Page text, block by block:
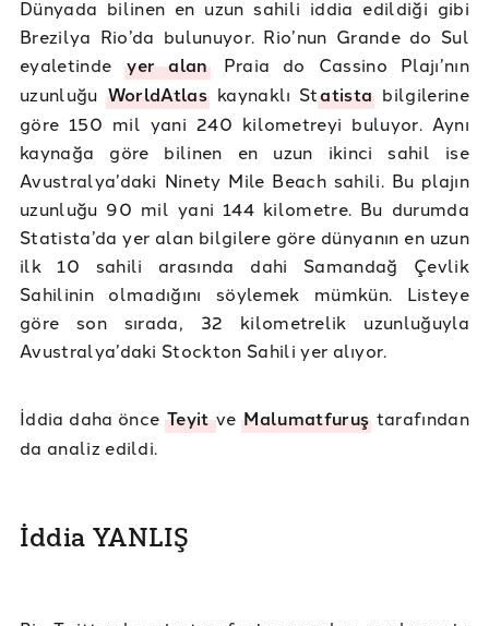
Dünyada bilinen en uzun sahili iddia edildiği gibi
Brezilya Rio’da bulunuyor. Rio’nun Grande do Sul
eyaletindeyer alanPraia do Cassino Plajı’nın
uzunluğu WorldAtlaskaynaklı Statista bilgilerine
göre 150 mil yani 240 kilometreyi buluyor. Aynı
kaynağa göre bilinen en uzun ikinci sahil ise
Avustralya’daki Ninety Mile Beach sahili. Bu plajın
uzunluğu 90 mil yani 144 kilometre. Bu durumda
Statista’da yer alan bilgilere göre dünyanın en uzun
ilk 10 sahili arasında dahi Samandağ Çevlik
Sahilinin olmadığını söylemek mümkün. Listeye
göre son sırada, 32 kilometrelik uzunluğuyla
Avustralya’daki Stockton Sahili yer alıyor.
İddia daha önce TeyitveMalumatfuruş tarafından
da analiz edildi.
İddia YANLIŞ